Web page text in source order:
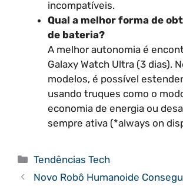
incompatíveis.
Qual a melhor forma de
de bateria?
A melhor autonomia é
Galaxy Watch Ultra (3 dias).
modelos, é possível
usando truques como o
economia de energia ou
sempre ativa (*always on
Categorias
Tendências Tech
Novo Robô Humanoide